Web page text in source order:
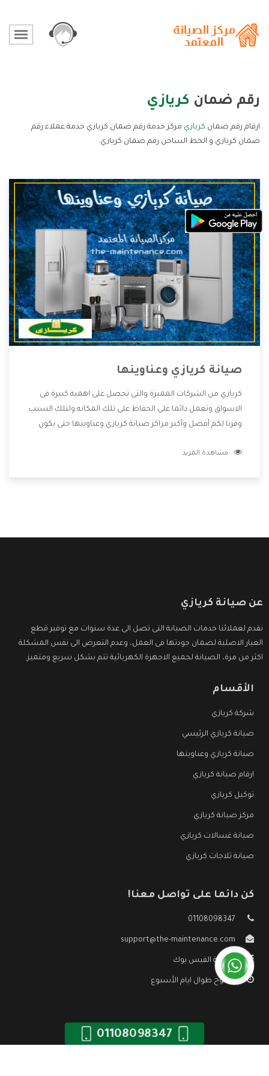
رقم ضمان كريازي
ارقام رقم ضمان كريازي مركز خدمة رقم ضمان كريازي خدمة عملاء رقم
ضمان كريازي و الخط الساخن رقم ضمان كريازي.
صيانة كريازي وعناوينها
كريازي من الشركات المميزة والتى تحصل على اهمية كبيرة فى
الاسواق وتعمل دائما على الحفاظ على تلك المكانه ولتلك السبب
وفرنا لكم أفضل وأكبر مراكز صيانة كريازي وعناوينها حتى يكون
دون اى ازعاج كما أننا نهتم بكل ما يحتاجه المستهلك لكى نحافظ
مشاهدة المزيد
عن صيانة كريازي
نقدم لعملائنا خدمات الصيانة التى تصل الى عدة سنوات مع توفير قطع
الغيار الاصلية لضمان جودتها فى العمل، وعدم التعرض الى نفس المشكلة
اكثر من مرة، الصيانة لجميع الاجهزة الكهربائية تتم بشكل سريع ومتميز.
الأقسام
شركة كريازي
صيانة كريازي الرئيسي
صيانة كريازي وعناوينها
ارقام صيانة كريازي
توكيل كريازي
مركز صيانة كريازي
صيانة غسالات كريازي
صيانة ثلاجات كريازي
كن دائما على تواصل معنا!
01108098347
support@the-maintenance.com
صفحة الفيس بوك
مفتوح طوال ايام الأسبوع
01108098347